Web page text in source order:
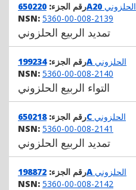
رقم الجزء:650220A20 الحلزوني
NSN: 5360-00-008-2139
تمديد الربيع الحلزوني
رقم الجزء:199234A الحلزوني
NSN: 5360-00-008-2140
التواء الربيع الحلزوني
رقم الجزء:650218C الحلزوني
NSN: 5360-00-008-2141
تمديد الربيع الحلزوني
رقم الجزء:198872A الحلزوني
NSN: 5360-00-008-2142